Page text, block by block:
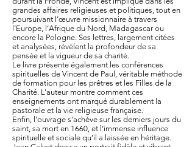
grandes affaires religieuses et politiques, tout en
poursuivant l’œuvre missionnaire à travers
l’Europe, l’Afrique du Nord, Madagascar ou
encore la Pologne. Ses lettres, largement citées
et analysées, révèlent la profondeur de sa
pensée et la vigueur de sa charité.
Le livre présente également les conférences
spirituelles de Vincent de Paul, véritable méthode
de formation pour les prêtres et les Filles de la
Charité. L’auteur montre comment ces
enseignements ont marqué durablement la
pastorale et la vie religieuse française.
Enfin, l’ouvrage s’achève sur les derniers jours du
saint, sa mort en 1660, et l’immense influence
spirituelle et sociale qu’il a laissée en héritage.